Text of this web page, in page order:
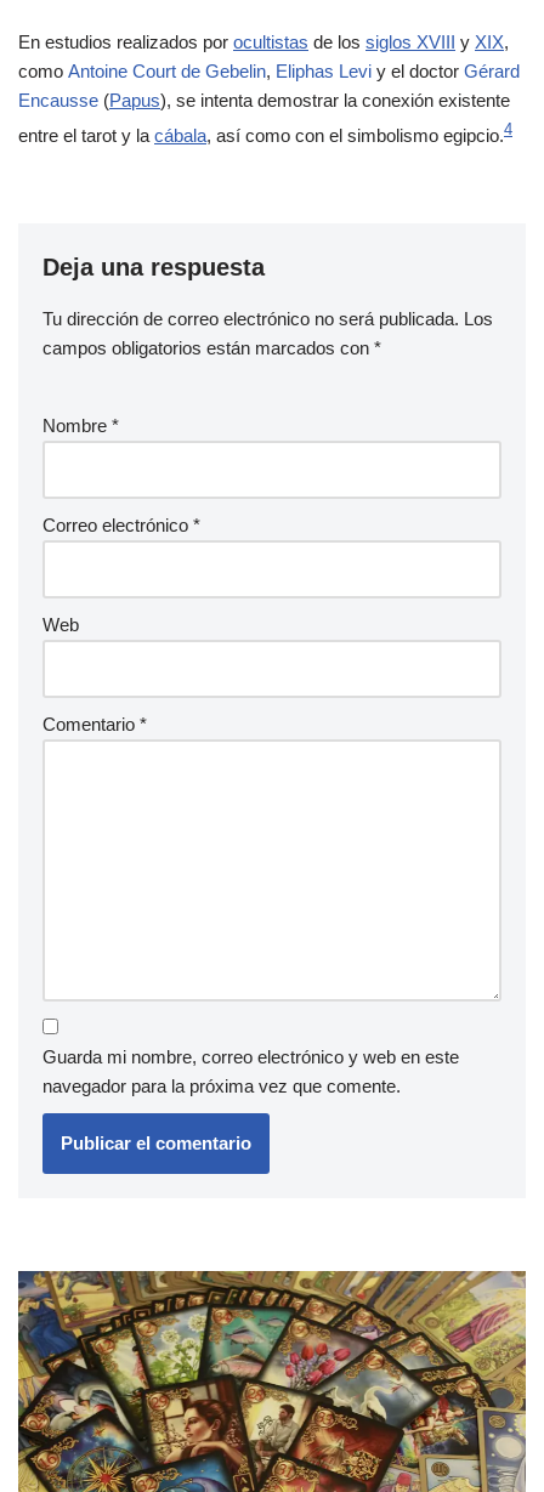
En estudios realizados por ocultistas de los siglos XVIII y XIX,
como Antoine Court de Gebelin, Eliphas Levi y el doctor Gérard
Encausse (Papus), se intenta demostrar la conexión existente
entre el tarot y la cábala, así como con el simbolismo egipcio.4
Deja una respuesta
Tu dirección de correo electrónico no será publicada. Los
campos obligatorios están marcados con *
Nombre *
Correo electrónico *
Web
Comentario *
Guarda mi nombre, correo electrónico y web en este
navegador para la próxima vez que comente.